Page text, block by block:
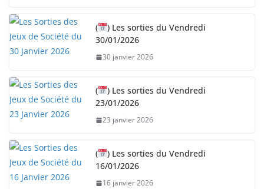
(
) Les sorties du Vendredi
30/01/2026
30 janvier 2026
(
) Les sorties du Vendredi
23/01/2026
23 janvier 2026
(
) Les sorties du Vendredi
16/01/2026
16 janvier 2026